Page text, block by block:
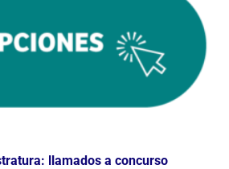
llamados a concurso